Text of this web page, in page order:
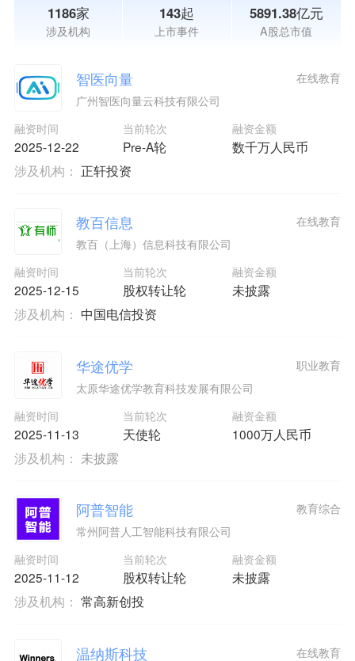
1186家
涉及机构
143起
上市事件
5891.38亿元
A股总市值
智医向量
广州智医向量云科技有限公司
融资时间
2025-12-22
当前轮次
Pre-A轮
融资金额
数千万人民币
在线教育
涉及机构： 正轩投资
教百信息
教百（上海）信息科技有限公司
融资时间
2025-12-15
当前轮次
股权转让轮
融资金额
未披露
在线教育
涉及机构： 中国电信投资
华途优学
太原华途优学教育科技发展有限公司
融资时间
2025-11-13
当前轮次
天使轮
融资金额
1000万人民币
职业教育
涉及机构： 未披露
阿普智能
常州阿普人工智能科技有限公司
融资时间
2025-11-12
当前轮次
股权转让轮
融资金额
未披露
教育综合
涉及机构： 常高新创投
温纳斯科技 在线教育